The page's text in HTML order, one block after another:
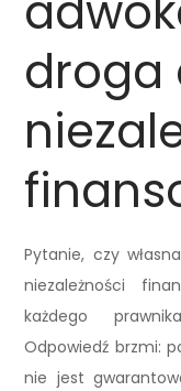
droga
Pytanie, czy
niezależności
każdego
Odpowiedź brzmi:
nie jest